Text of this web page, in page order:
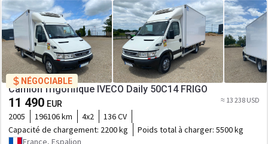
NÉGOCIABLE
Camion frigorifique IVECO Daily 50C14 FRIGO
11 490 EUR ≈ 13 238 USD
2005 196106 km 4x2
136 CV
Capacité de chargement: 2200 kg Poids total à charger: 5500 kg
France, Espalion